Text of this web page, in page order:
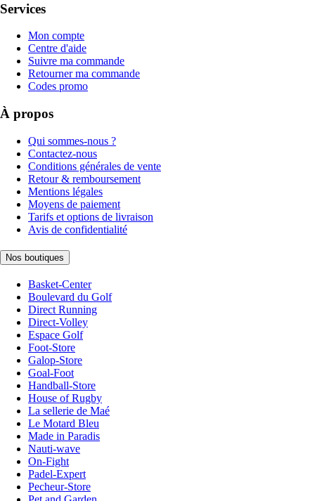
Services
Mon compte
Centre d'aide
Suivre ma commande
Retourner ma commande
Codes promo
À propos
Qui sommes-nous ?
Contactez-nous
Conditions générales de vente
Retour & remboursement
Mentions légales
Moyens de paiement
Tarifs et options de livraison
Avis de confidentialité
Nos boutiques
Basket-Center
Boulevard du Golf
Direct Running
Direct-Volley
Espace Golf
Foot-Store
Galop-Store
Goal-Foot
Handball-Store
House of Rugby
La sellerie de Maé
Le Motard Bleu
Made in Paradis
Nauti-wave
On-Fight
Padel-Expert
Pecheur-Store